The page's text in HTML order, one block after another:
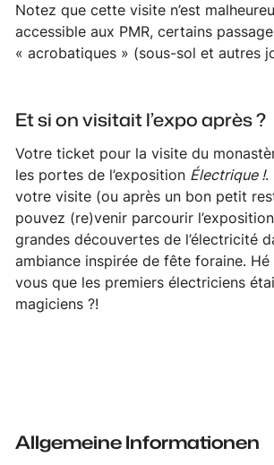
Notez que cette visite n’est
accessible aux PMR, certains
« acrobatiques » (sous-sol et autres
Et si on visitait l’expo après ?
Votre ticket pour la visite du
les portes de l’exposition Électrique !.
votre visite (ou après un bon petit
pouvez (re)venir parcourir
grandes découvertes de l’électricité
ambiance inspirée de fête foraine.
vous que les premiers électriciens
magiciens ?!
Allgemeine Informationen